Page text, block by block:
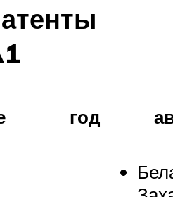
год